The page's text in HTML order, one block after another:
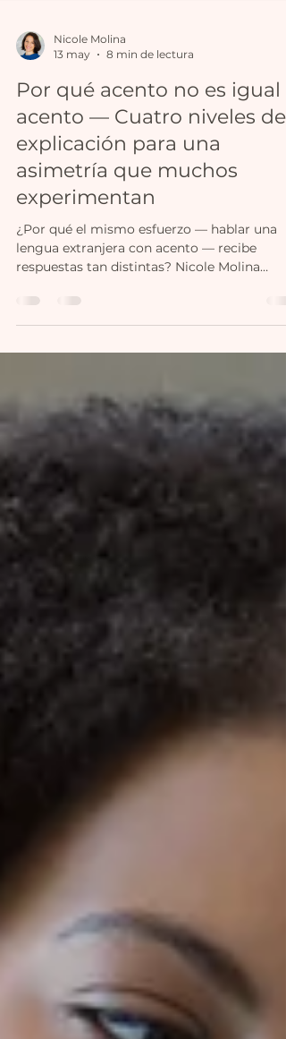
Nicole Molina
13 may
8 min de lectura
Por qué acento no es igual a
acento — Cuatro niveles de
explicación para una
asimetría que muchos
experimentan
respuestas tan distintas? Nicole Molina
analiza cuatro niveles de explicación: desde